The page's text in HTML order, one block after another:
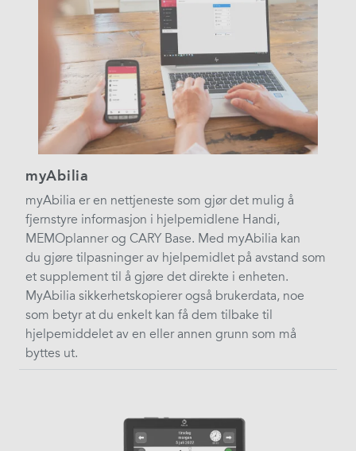
myAbilia
myAbilia er en nettjeneste som gjør det mulig å
fjernstyre informasjon i hjelpemidlene Handi,
MEMOplanner og CARY Base. Med myAbilia kan
du gjøre tilpasninger av hjelpemidlet på avstand som
et supplement til å gjøre det direkte i enheten.​
MyAbilia sikkerhetskopierer også brukerdata, noe
som betyr at du enkelt kan få dem tilbake til
hjelpemiddelet av en eller annen grunn som må
byttes ut.